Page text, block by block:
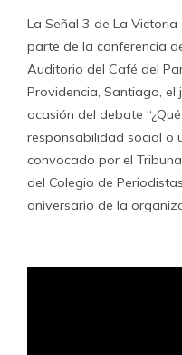
La Señal 3 de La
parte de la conferencia
Auditorio del Café del
Providencia, Santiago, el
ocasión del debate
responsabilidad social o
convocado por el
del Colegio de
aniversario de la